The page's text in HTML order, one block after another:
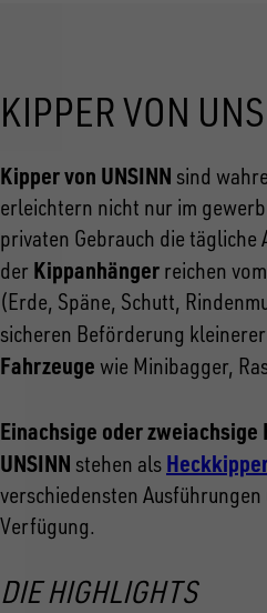
KIPPER VON
Kipper von UNSINN sind
erleichtern nicht nur im
privaten Gebrauch die tägliche
der Kippanhänger reichen
(Erde, Späne, Schutt,
sicheren Beförderung kleinerer
Fahrzeuge wie Minibagger,
Einachsige oder zweiachsige
UNSINN stehen als
verschiedensten
Verfügung.
DIE HIGHLIGHTS